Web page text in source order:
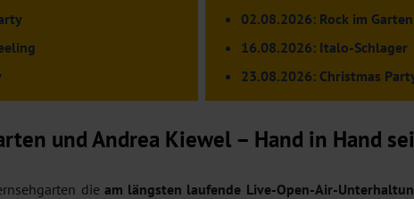
02.08.2026: Rock im Garten
16.08.2026: Italo-Schlager
23.08.2026: Christmas
und Andrea Kiewel – Hand in Hand
die am längsten laufende Live-Open-Air-